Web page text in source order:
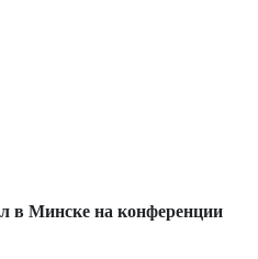
в Минске на конференции